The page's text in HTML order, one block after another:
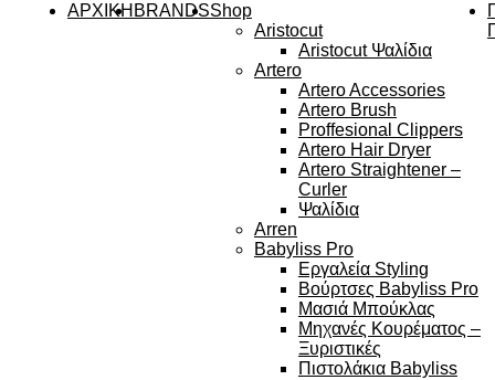
ΑΡΧΙΚΗ BRANDSShop
Aristocut
Aristocut Ψαλίδια
Artero
Artero Accessories
Artero Brush
Proffesional Clippers
Artero Hair Dryer
Artero Straightener –
Curler
Ψαλίδια
Arren
Babyliss Pro
Εργαλεία Styling
Βούρτσες Babyliss Pro
Μασιά Μπούκλας
Μηχανές Κουρέματος –
Ξυριστικές
Πιστολάκια Babyliss